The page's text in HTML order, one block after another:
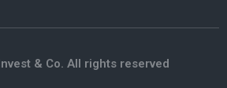
& Co. All rights reserved